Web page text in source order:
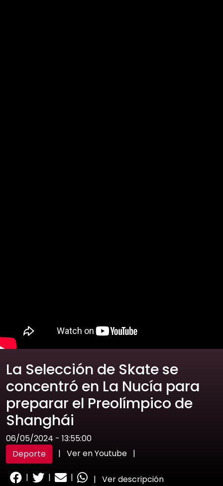
La Selección de Skate se
concentró en La Nucía para
preparar el Preolímpico de
Shanghái
06/05/2024 - 13:55:00
Deporte
| Ver en Youtube |
| | | | Ver descripción